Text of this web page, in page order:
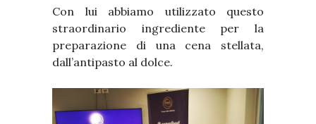
Con lui abbiamo utilizzato questo
straordinario ingrediente per la
preparazione di una cena stellata,
dall’antipasto al dolce.